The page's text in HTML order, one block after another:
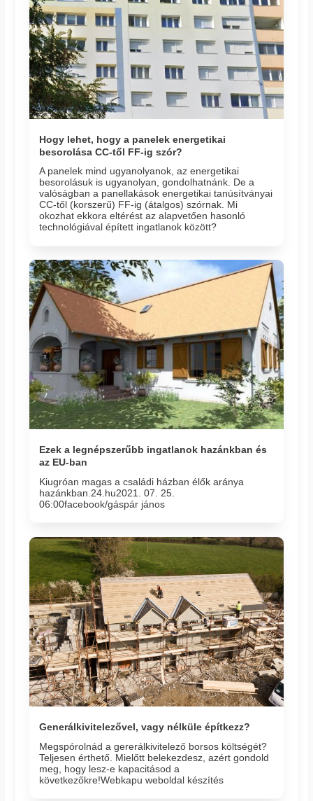
Hogy lehet, hogy a panelek energetikai
besorolása CC-től FF-ig szór?
A panelek mind ugyanolyanok, az energetikai
besorolásuk is ugyanolyan, gondolhatnánk. De a
valóságban a panellakások energetikai tanúsítványai
CC-től (korszerű) FF-ig (átalgos) szórnak. Mi
okozhat ekkora eltérést az alapvetően hasonló
technológiával épített ingatlanok között?
Ezek a legnépszerűbb ingatlanok hazánkban és
az EU-ban
Kiugróan magas a családi házban élők aránya
hazánkban.24.hu2021. 07. 25.
06:00facebook/gáspár jános
Generálkivitelezővel, vagy nélküle építkezz?
Megspórolnád a gererálkivitelező borsos költségét?
Teljesen érthető. Mielőtt belekezdesz, azért gondold
meg, hogy lesz-e kapacitásod a
következőkre!Webkapu weboldal készítés